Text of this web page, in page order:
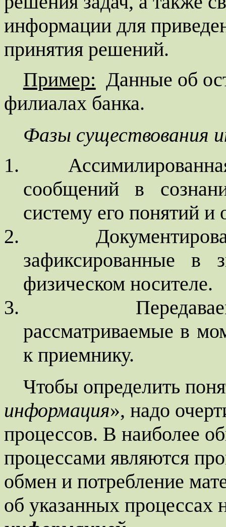
информации для
принятия решений.
Пример: Данные об
филиалах банка.
Фазы существования
1.
сообщений в
систему его понятий и
2.
зафиксированные в
физическом носителе.
3.
рассматриваемые в
к приемнику.
Чтобы определить
информация», надо
процессов. В наиболее
процессами являются
обмен и потребление
об указанных процессах